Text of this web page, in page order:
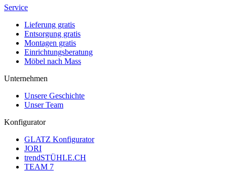
Service
Lieferung gratis
Entsorgung gratis
Montagen gratis
Einrichtungsberatung
Möbel nach Mass
Unternehmen
Unsere Geschichte
Unser Team
Konfigurator
GLATZ Konfigurator
JORI
trendSTÜHLE.CH
TEAM 7